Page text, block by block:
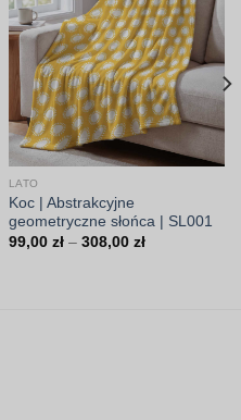
LATO
Koc | Abstrakcyjne
geometryczne słońca | SL001
99,00 zł – 308,00 złZakres